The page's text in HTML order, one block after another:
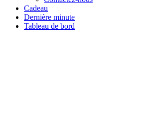
Cadeau
Dernière minute
Tableau de bord